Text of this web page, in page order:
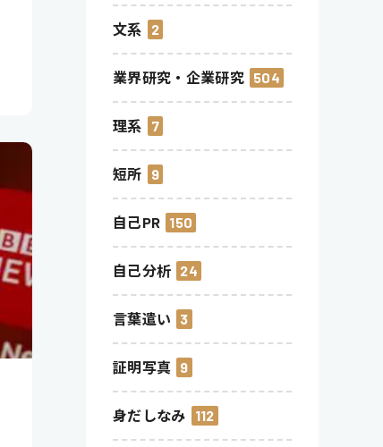
文系 2
業界研究・企業研究 504
理系 7
短所 9
自己PR 150
自己分析 24
言葉遣い 3
証明写真 9
身だしなみ 112